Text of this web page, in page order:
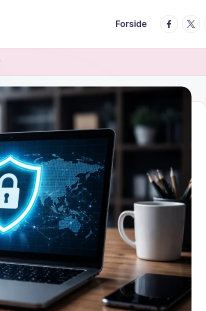
Forside